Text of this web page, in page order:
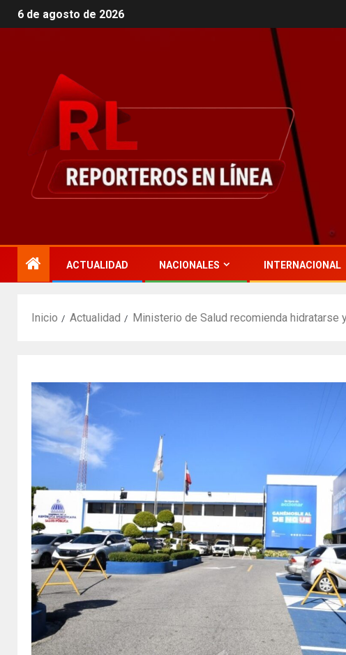
6 de agosto de 2026
ACTUALIDAD NACIONALES INTERNACIONAL
Inicio Actualidad Ministerio de Salud recomienda